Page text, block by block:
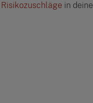
Risikozuschläge in deine